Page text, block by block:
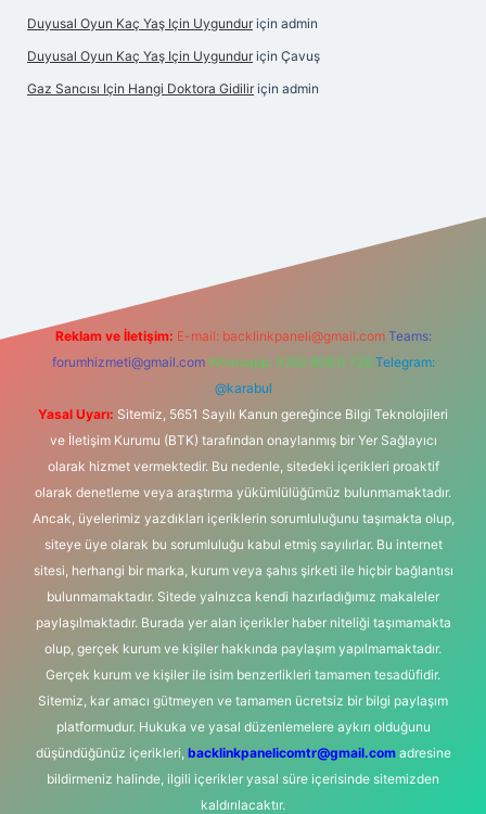
Duyusal Oyun Kaç Yaş Için Uygundur için admin
Duyusal Oyun Kaç Yaş Için Uygundur için Çavuş
Gaz Sancısı Için Hangi Doktora Gidilir için admin
Reklam ve İletişim: E-mail: backlinkpaneli@gmail.com Teams:
forumhizmeti@gmail.com Whatsapp: 0262 606 0 726 Telegram:
@karabul
Yasal Uyarı: Sitemiz, 5651 Sayılı Kanun gereğince Bilgi Teknolojileri
ve İletişim Kurumu (BTK) tarafından onaylanmış bir Yer Sağlayıcı
olarak hizmet vermektedir. Bu nedenle, sitedeki içerikleri proaktif
olarak denetleme veya araştırma yükümlülüğümüz bulunmamaktadır.
Ancak, üyelerimiz yazdıkları içeriklerin sorumluluğunu taşımakta olup,
siteye üye olarak bu sorumluluğu kabul etmiş sayılırlar. Bu internet
sitesi, herhangi bir marka, kurum veya şahıs şirketi ile hiçbir bağlantısı
bulunmamaktadır. Sitede yalnızca kendi hazırladığımız makaleler
paylaşılmaktadır. Burada yer alan içerikler haber niteliği taşımamakta
olup, gerçek kurum ve kişiler hakkında paylaşım yapılmamaktadır.
Gerçek kurum ve kişiler ile isim benzerlikleri tamamen tesadüfidir.
Sitemiz, kar amacı gütmeyen ve tamamen ücretsiz bir bilgi paylaşım
platformudur. Hukuka ve yasal düzenlemelere aykırı olduğunu
düşündüğünüz içerikleri, backlinkpanelicomtr@gmail.comadresine
bildirmeniz halinde, ilgili içerikler yasal süre içerisinde sitemizden
kaldırılacaktır.